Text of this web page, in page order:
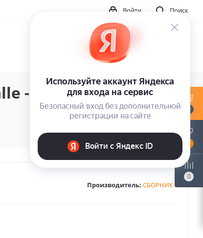
Поиск
Войти
- Magic Deep 03
Производитель: СБОРНИК
0
0
0